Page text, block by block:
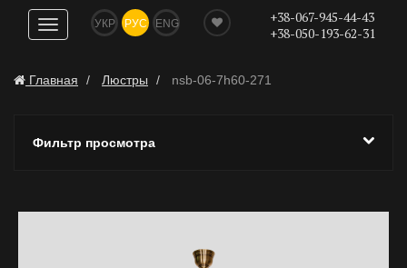
Показать
навигацию
УКР РУС ENG
+38-067-945-44-43
+38-050-193-62-31
Главная Люстры nsb-06-7h60-271
Фильтр просмотра